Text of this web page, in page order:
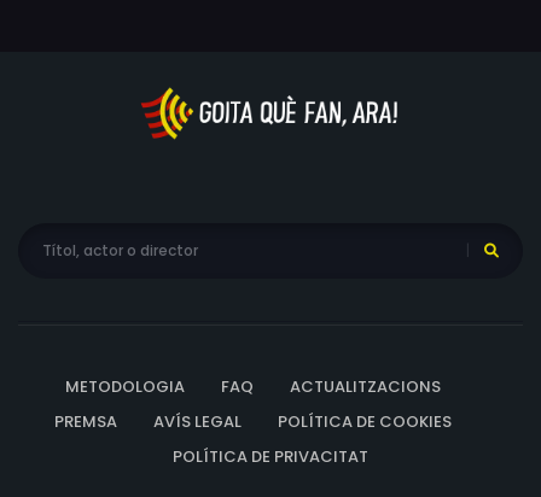
METODOLOGIA FAQ
ACTUALITZACIONS
PREMSA
AVÍS LEGAL
POLÍTICA DE COOKIES
POLÍTICA DE PRIVACITAT